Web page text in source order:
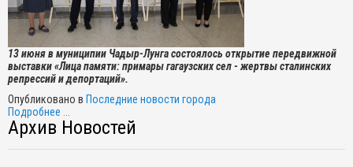
13 июня в муниципии Чадыр-Лунга состоялось открытие передвижной
выставки «Лица памяти: примары гагаузских сел - жертвы сталинских
репрессий и депортаций».
Опубликовано в Последние новости города
Подробнее ...
Архив Новостей